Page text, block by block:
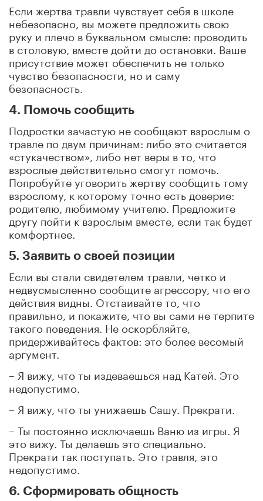
Если жертва травли чувствует себя в школе
небезопасно, вы можете предложить свою
руку и плечо в буквальном смысле: проводить
в столовую, вместе дойти до остановки. Ваше
присутствие может обеспечить не только
чувство безопасности, но и саму
безопасность.
4. Помочь сообщить
Подростки зачастую не сообщают взрослым о
травле по двум причинам: либо это считается
«стукачеством», либо нет веры в то, что
взрослые действительно смогут помочь.
Попробуйте уговорить жертву сообщить тому
взрослому, к которому точно есть доверие:
родителю, любимому учителю. Предложите
другу пойти к взрослым вместе, если так будет
комфортнее.
5. Заявить о своей позиции
Если вы стали свидетелем травли, четко и
недвусмысленно сообщите агрессору, что его
действия видны. Отстаивайте то, что
правильно, и покажите, что вы сами не терпите
такого поведения. Не оскорбляйте,
придерживайтесь фактов: это более весомый
аргумент.
– Я вижу, что ты издеваешься над Катей. Это
недопустимо.
– Я вижу, что ты унижаешь Сашу. Прекрати.
– Ты постоянно исключаешь Ваню из игры. Я
это вижу. Ты делаешь это специально.
Прекрати так поступать. Это травля, это
недопустимо.
6. Сформировать общность